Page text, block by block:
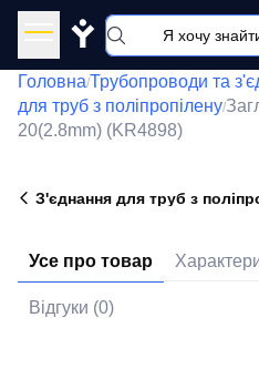
Y
Головна/Трубопроводи та
для труб з поліпропілену/
20(2.8mm) (KR4898)
З'єднання для труб з
Усе про товар
Відгуки (0)